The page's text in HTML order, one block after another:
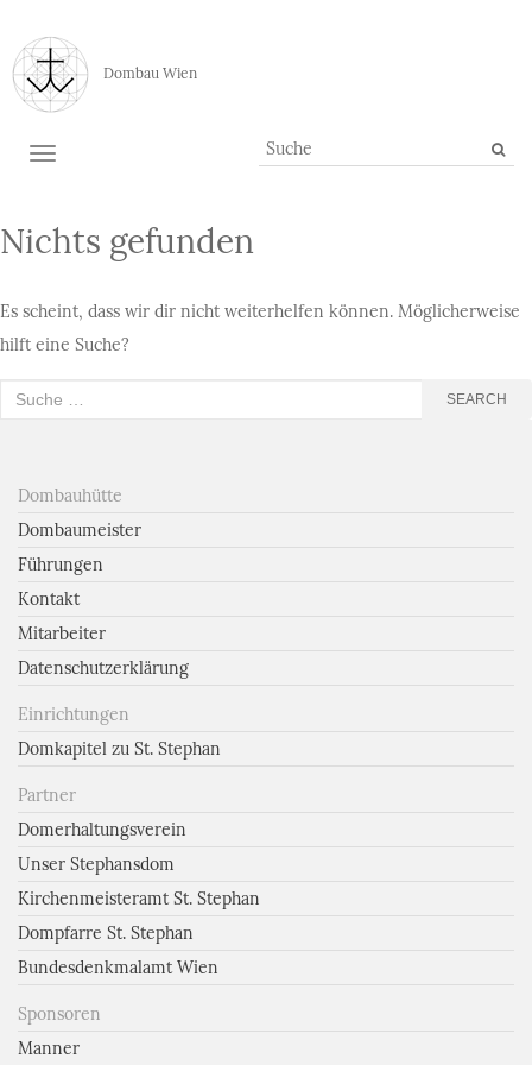
Dombau Wien
TOGGLE NAVIGATION
Nichts gefunden
Es scheint, dass wir dir nicht weiterhelfen können. Möglicherweise
hilft eine Suche?
Suche
SEARCH
Dombauhütte
Dombaumeister
Führungen
Kontakt
Mitarbeiter
Datenschutzerklärung
Einrichtungen
Domkapitel zu St. Stephan
Partner
Domerhaltungsverein
Unser Stephansdom
Kirchenmeisteramt St. Stephan
Dompfarre St. Stephan
Bundesdenkmalamt Wien
Sponsoren
Manner